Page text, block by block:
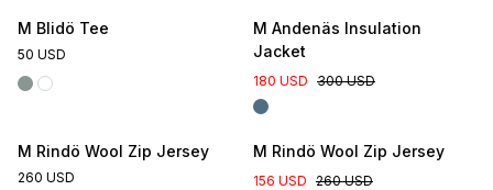
M Blidö Tee
50 USD
M Andenäs Insulation
Jacket
180 USD 300 USD
M Rindö Wool Zip Jersey
260 USD
M Rindö Wool Zip Jersey
156 USD 260 USD